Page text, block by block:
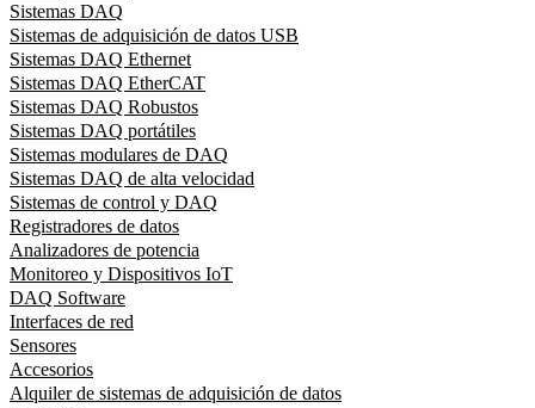
Sistemas DAQ
Sistemas de adquisición de datos USB
Sistemas DAQ Ethernet
Sistemas DAQ EtherCAT
Sistemas DAQ Robustos
Sistemas DAQ portátiles
Sistemas modulares de DAQ
Sistemas DAQ de alta velocidad
Sistemas de control y DAQ
Registradores de datos
Analizadores de potencia
Monitoreo y Dispositivos IoT
DAQ Software
Interfaces de red
Sensores
Accesorios
Alquiler de sistemas de adquisición de datos